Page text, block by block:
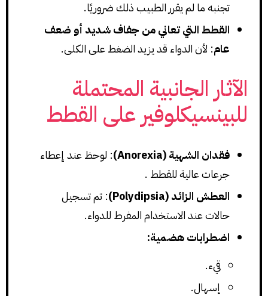
تجنبه ما لم يقرر الطبيب ذلك ضروريًا.
القطط التي تعاني من جفاف شديد أو ضعف
عام: لأن الدواء قد يزيد الضغط على الكلى.
الآثار الجانبية المحتملة
للبينسيكلوفير على القطط
فقدان الشهية (Anorexia)
: لوحظ عند إعطاء
جرعات عالية للقطط .
العطش الزائد (Polydipsia)
: تم تسجيل
حالات عند الاستخدام المفرط للدواء.
اضطرابات هضمية:
قيء.
إسهال.